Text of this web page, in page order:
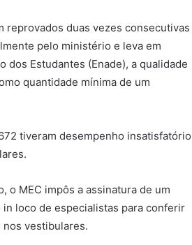
reprovados duas vezes consecutivas
pelo ministério e leva em
dos Estudantes (Enade), a qualidade
quantidade mínima de um
tiveram desempenho insatisfatório
o MEC impôs a assinatura de um
loco de especialistas para conferir
vestibulares.